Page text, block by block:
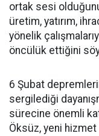
ortak sesi
üretim, yatırım,
yönelik
öncülük ettiğini
6 Şubat
sergilediği
sürecine önemli
Öksüz, yeni hizmet